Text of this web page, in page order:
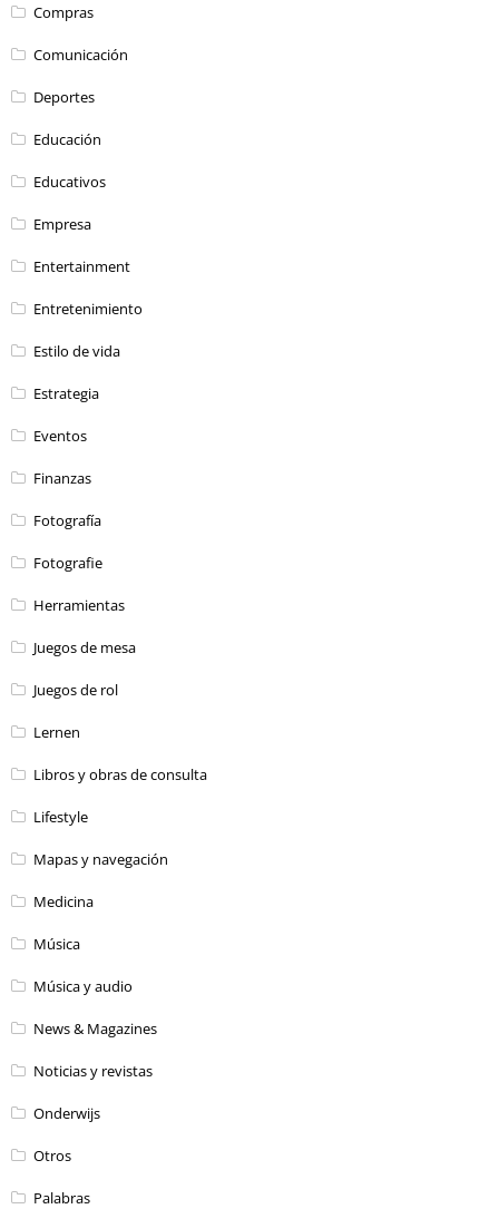
Compras
Comunicación
Deportes
Educación
Educativos
Empresa
Entertainment
Entretenimiento
Estilo de vida
Estrategia
Eventos
Finanzas
Fotografía
Fotografie
Herramientas
Juegos de mesa
Juegos de rol
Lernen
Libros y obras de consulta
Lifestyle
Mapas y navegación
Medicina
Música
Música y audio
News & Magazines
Noticias y revistas
Onderwijs
Otros
Palabras